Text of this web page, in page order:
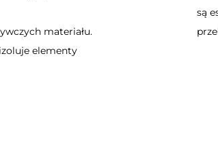
materiału.
elementy
są